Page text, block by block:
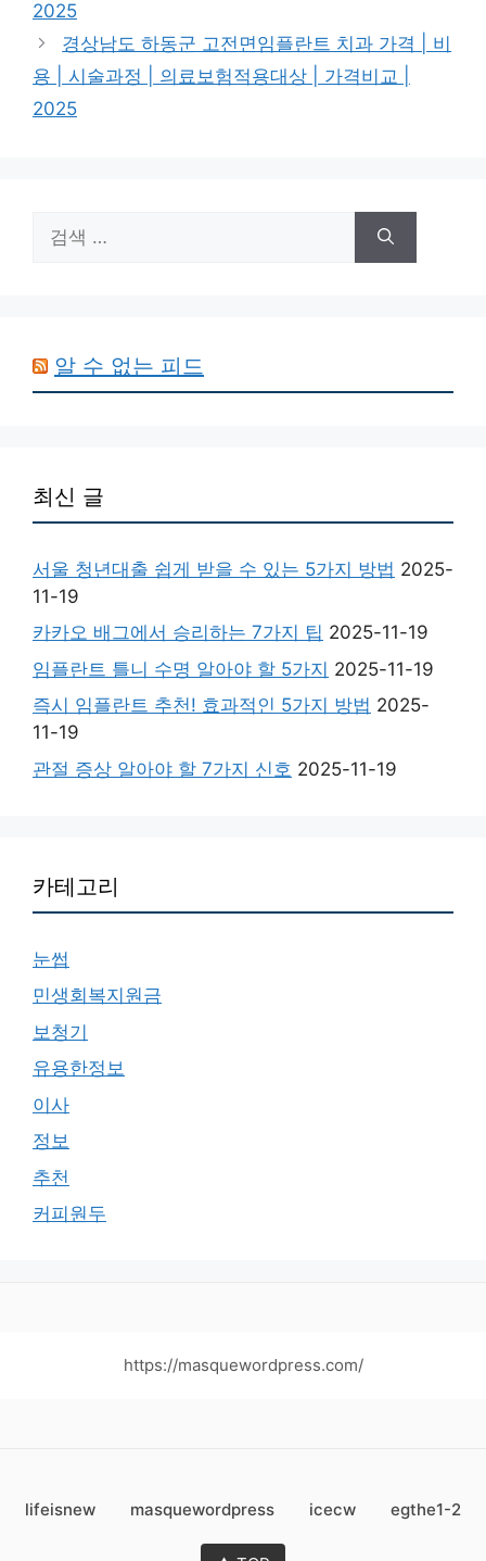
2025
경상남도 하동군 고전면임플란트 치과 가격 | 비
용 | 시술과정 | 의료보험적용대상 | 가격비교 |
2025
색:
알 수 없는 피드
최신 글
서울 청년대출 쉽게 받을 수 있는 5가지 방법 2025-
11-19
카카오 배그에서 승리하는 7가지 팁 2025-11-19
임플란트 틀니 수명 알아야 할 5가지 2025-11-19
즉시 임플란트 추천! 효과적인 5가지 방법 2025-
11-19
관절 증상 알아야 할 7가지 신호 2025-11-19
카테고리
눈썹
민생회복지원금
보청기
유용한정보
이사
정보
추천
커피원두
https://masquewordpress.com/
lifeisnew masquewordpress icecw egthe1-2